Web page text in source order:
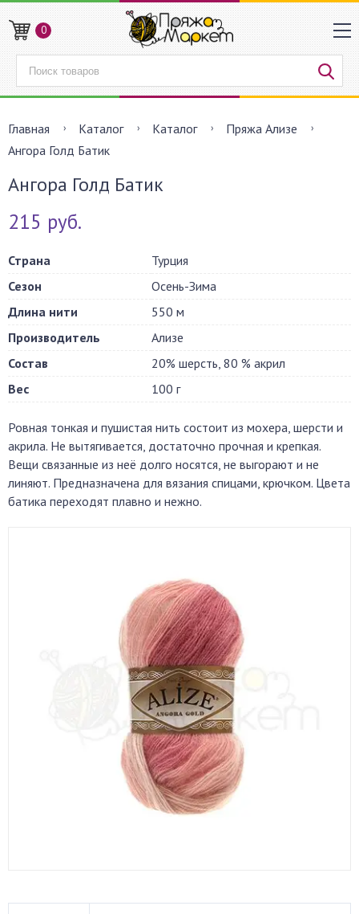
0
Главная Каталог Каталог
Пряжа Ализе
Ангора Голд Батик
Ангора Голд Батик
215 руб.
Страна
Турция
Сезон
Осень-Зима
Длина нити
550 м
Производитель
Ализе
Состав
20% шерсть, 80 % акрил
Вес
100 г
Ровная тонкая и пушистая нить состоит из мохера, шерсти и
акрила. Не вытягивается, достаточно прочная и крепкая.
Вещи связанные из неё долго носятся, не выгорают и не
линяют. Предназначена для вязания спицами, крючком. Цвета
батика переходят плавно и нежно.